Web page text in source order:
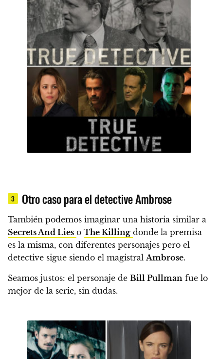
3 Otro caso para el detective Ambrose
También podemos imaginar una historia similar a
Secrets And Lies o The Killing donde la premisa
es la misma, con diferentes personajes pero el
detective sigue siendo el magistralAmbrose.
Seamos justos: el personaje de Bill Pullman fue lo
mejor de la serie, sin dudas.